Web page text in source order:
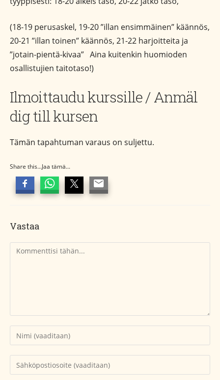
(18-19 perusaskel, 19-20 ”illan ensimmäinen” käännös,
20-21 ”illan toinen” käännös, 21-22 harjoitteita ja
”jotain-pientä-kivaa” Aina kuitenkin huomioden
osallistujien taitotaso!)
Ilmoittaudu kurssille / Anmäl
dig till kursen
Tämän tapahtuman varaus on suljettu.
Share this...Jaa tämä...
Vastaa
Kommentti
Kirjoita
nimesi
tai
käyttäjätunnuksesi
Kirjoita
sähköpostiosoitteesi